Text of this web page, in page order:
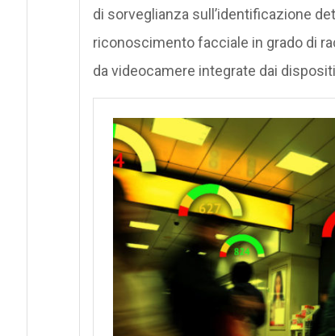
di sorveglianza sull’identificazione
riconoscimento facciale in grado di
da videocamere integrate dai